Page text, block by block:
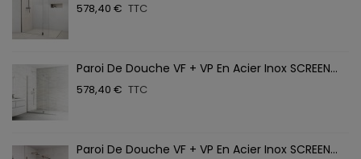
578,40 € TTC
Paroi De Douche VF + VP En Acier Inox SCREEN...
578,40 € TTC
Paroi De Douche VF + VP En Acier Inox SCREEN...